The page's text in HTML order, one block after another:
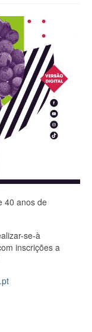
de
40 anos de
se-à
inscrições a